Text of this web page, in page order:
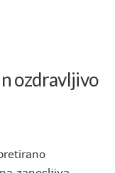
ozdravljivo